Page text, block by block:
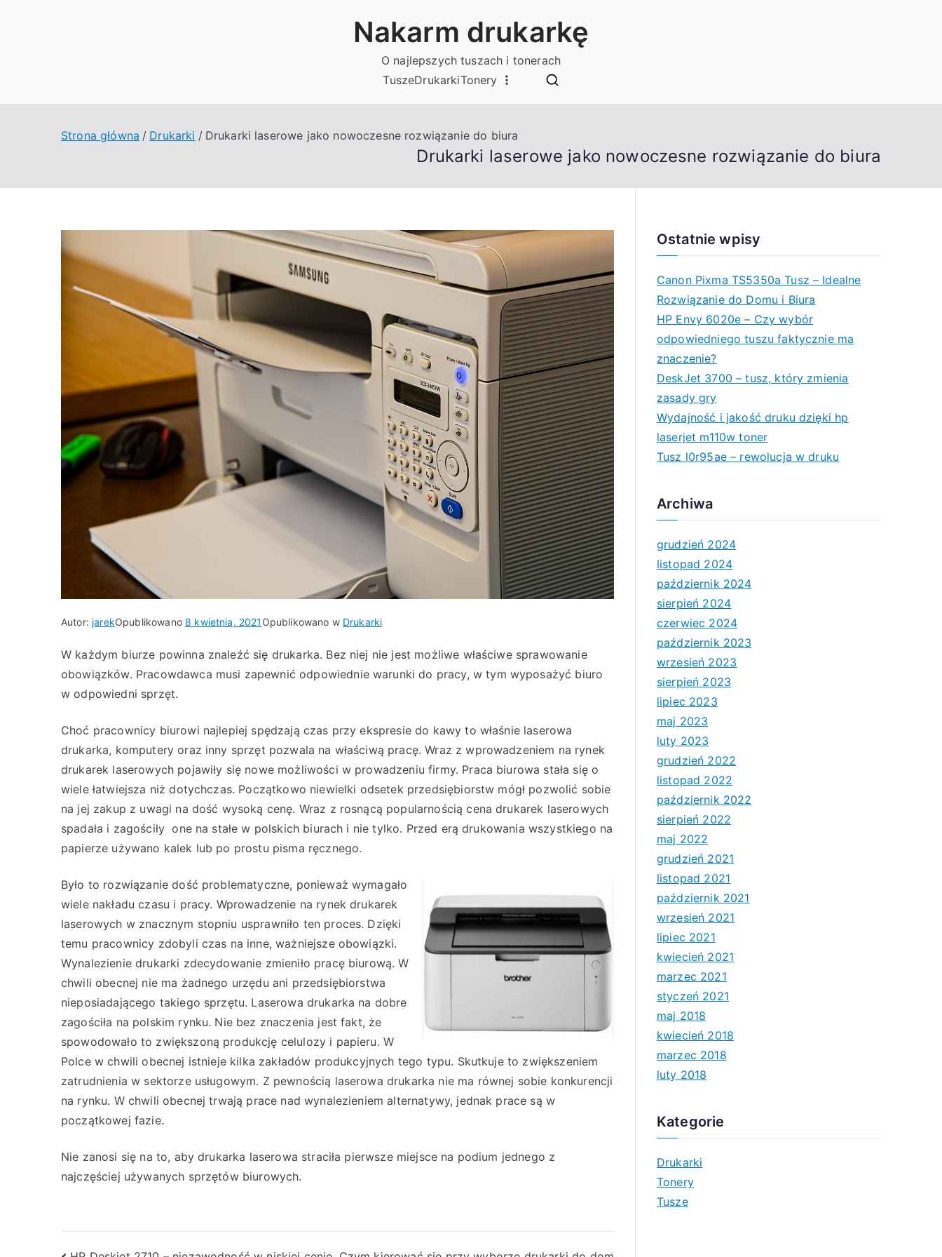
Nakarm drukarkę
O najlepszych tuszach i tonerach
TuszeDrukarkiTonery
Drukarki laserowe jako nowoczesne rozwiązanie do biura
Strona główna Drukarki Drukarki laserowe jako nowoczesne rozwiązanie do biura
Autor: jarekOpublikowano8 kwietnia, 2021 Opublikowano w Drukarki
W każdym biurze powinna znaleźć się drukarka. Bez niej nie jest możliwe właściwe sprawowanie
obowiązków. Pracowdawca musi zapewnić odpowiednie warunki do pracy, w tym wyposażyć biuro
w odpowiedni sprzęt.
Choć pracownicy biurowi najlepiej spędzają czas przy ekspresie do kawy to właśnie laserowa
drukarka, komputery oraz inny sprzęt pozwala na właściwą pracę. Wraz z wprowadzeniem na rynek
drukarek laserowych pojawiły się nowe możliwości w prowadzeniu firmy. Praca biurowa stała się o
wiele łatwiejsza niż dotychczas. Początkowo niewielki odsetek przedsiębiorstw mógł pozwolić sobie
na jej zakup z uwagi na dość wysoką cenę. Wraz z rosnącą popularnością cena drukarek laserowych
spadała i zagościły one na stałe w polskich biurach i nie tylko. Przed erą drukowania wszystkiego na
papierze używano kalek lub po prostu pisma ręcznego.
Było to rozwiązanie dość problematyczne, ponieważ wymagało
wiele nakładu czasu i pracy. Wprowadzenie na rynek drukarek
laserowych w znacznym stopniu usprawniło ten proces. Dzięki
temu pracownicy zdobyli czas na inne, ważniejsze obowiązki.
Wynalezienie drukarki zdecydowanie zmieniło pracę biurową. W
chwili obecnej nie ma żadnego urzędu ani przedsiębiorstwa
nieposiadającego takiego sprzętu. Laserowa drukarka na dobre
zagościła na polskim rynku. Nie bez znaczenia jest fakt, że
spowodowało to zwiększoną produkcję celulozy i papieru. W
Polce w chwili obecnej istnieje kilka zakładów produkcyjnych tego typu. Skutkuje to zwiększeniem
zatrudnienia w sektorze usługowym. Z pewnością laserowa drukarka nie ma równej sobie konkurencji
na rynku. W chwili obecnej trwają prace nad wynalezieniem alternatywy, jednak prace są w
początkowej fazie.
Nie zanosi się na to, aby drukarka laserowa straciła pierwsze miejsce na podium jednego z
najczęściej używanych sprzętów biurowych.
Ostatnie wpisy
Canon Pixma TS5350a Tusz – Idealne
Rozwiązanie do Domu i Biura
HP Envy 6020e – Czy wybór
odpowiedniego tuszu faktycznie ma
znaczenie?
DeskJet 3700 – tusz, który zmienia
zasady gry
Wydajność i jakość druku dzięki hp
laserjet m110w toner
Tusz l0r95ae – rewolucja w druku
Archiwa
grudzień 2024
listopad 2024
październik 2024
sierpień 2024
czerwiec 2024
październik 2023
wrzesień 2023
sierpień 2023
lipiec 2023
maj 2023
luty 2023
grudzień 2022
listopad 2022
październik 2022
sierpień 2022
maj 2022
grudzień 2021
listopad 2021
październik 2021
wrzesień 2021
lipiec 2021
kwiecień 2021
marzec 2021
styczeń 2021
maj 2018
kwiecień 2018
marzec 2018
luty 2018
Kategorie
Drukarki
Tonery
Tusze